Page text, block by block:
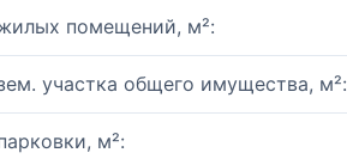
помещений, м²:
участка общего имущества, м²:
м²: